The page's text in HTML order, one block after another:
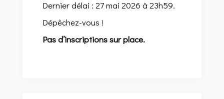
Dernier délai : 27 mai 2026 à 23h59.
Dépêchez-vous !
Pas d’inscriptions sur place.